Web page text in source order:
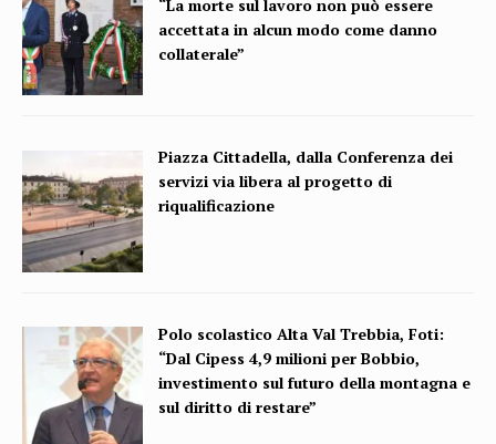
“La morte sul lavoro non può essere
accettata in alcun modo come danno
collaterale”
Piazza Cittadella, dalla Conferenza dei
servizi via libera al progetto di
riqualificazione
Polo scolastico Alta Val Trebbia, Foti:
“Dal Cipess 4,9 milioni per Bobbio,
investimento sul futuro della montagna e
sul diritto di restare”